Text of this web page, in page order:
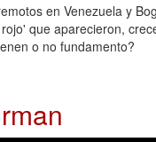
en Venezuela y
que aparecieron,
o no fundamento?